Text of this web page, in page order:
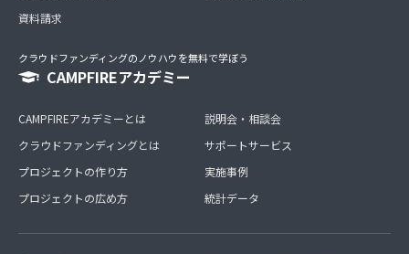
資料請求
クラウドファンディングのノウハウを無料で学ぼう
CAMPFIREアカデミー
CAMPFIREアカデミーとは
クラウドファンディングとは
プロジェクトの作り方
プロジェクトの広め方
説明会・相談会
サポートサービス
実施事例
統計データ